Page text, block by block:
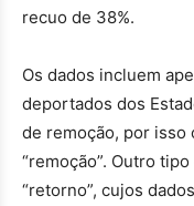
recuo de 38%.
Os dados incluem
deportados dos
de remoção, por isso
“remoção”. Outro
“retorno”, cujos